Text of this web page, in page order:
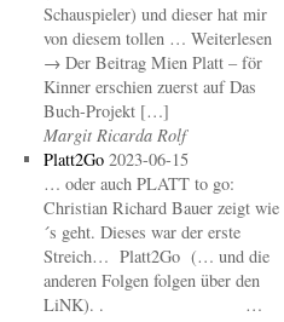
Schauspieler) und dieser hat mir
von diesem tollen … Weiterlesen
→ Der Beitrag Mien Platt – för
Kinner erschien zuerst auf Das
Buch-Projekt […]
Margit Ricarda Rolf
Platt2Go 2023-06-15
… oder auch PLATT to go:
Christian Richard Bauer zeigt wie
´s geht. Dieses war der erste
Streich… Platt2Go (… und die
anderen Folgen folgen über den
LiNK). . …